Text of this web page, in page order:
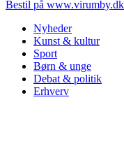
Bestil på www.virumby.dk
Nyheder
Kunst & kultur
Sport
Børn & unge
Debat & politik
Erhverv